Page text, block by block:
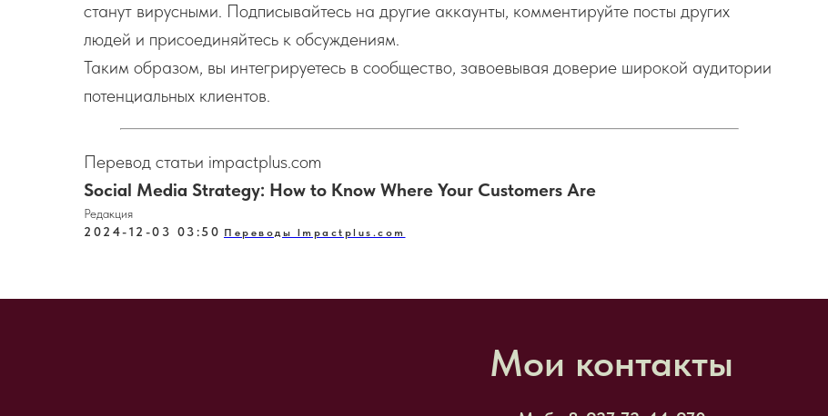
станут вирусными. Подписывайтесь на другие аккаунты, комментируйте посты других
людей и присоединяйтесь к обсуждениям.
Таким образом, вы интегрируетесь в сообщество, завоевывая доверие широкой аудитории
потенциальных клиентов.
Перевод статьи impactplus.com
Social Media Strategy: How to Know Where Your Customers Are
Редакция
2024-12-03 03:50 Переводы Impactplus.com
Мои контакты